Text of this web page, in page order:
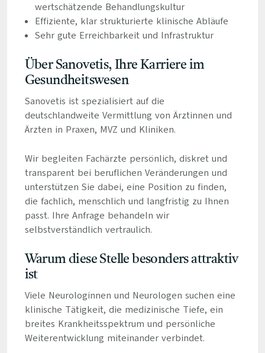
wertschätzende Behandlungskultur
Effiziente, klar strukturierte klinische Abläufe
Sehr gute Erreichbarkeit und Infrastruktur
Über Sanovetis, Ihre Karriere im
Gesundheitswesen
Sanovetis ist spezialisiert auf die
deutschlandweite Vermittlung von Ärztinnen und
Ärzten in Praxen, MVZ und Kliniken.
Wir begleiten Fachärzte persönlich, diskret und
transparent bei beruflichen Veränderungen und
unterstützen Sie dabei, eine Position zu finden,
die fachlich, menschlich und langfristig zu Ihnen
passt. Ihre Anfrage behandeln wir
selbstverständlich vertraulich.
Warum diese Stelle besonders attraktiv
ist
Viele Neurologinnen und Neurologen suchen eine
klinische Tätigkeit, die medizinische Tiefe, ein
breites Krankheitsspektrum und persönliche
Weiterentwicklung miteinander verbindet.